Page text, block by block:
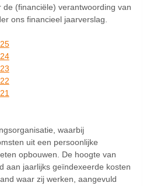
(financiële) verantwoording van
ons financieel jaarverslag.
waarbij
uit een persoonlijke
opbouwen. De hoogte van
aan jaarlijks geïndexeerde kosten
waar zij werken, aangevuld